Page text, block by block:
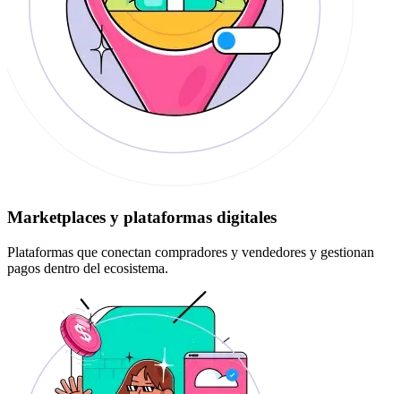
Marketplaces y plataformas digitales
Plataformas que conectan compradores y vendedores y gestionan
pagos dentro del ecosistema.